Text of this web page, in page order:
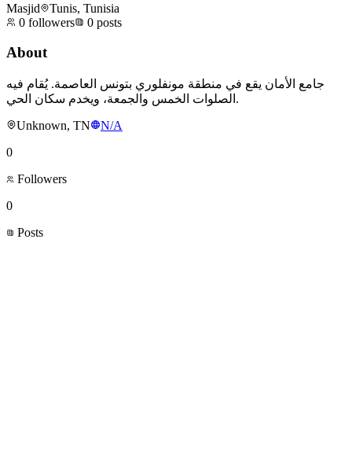
Masjid
Tunis, Tunisia
0 followers 0 posts
About
جامع الأمان يقع في منطقة مونفلوري بتونس العاصمة. يُقام فيه
الصلوات الخمس والجمعة، ويخدم سكان الحي.
Unknown, TN
N/A
0
Followers
0
Posts